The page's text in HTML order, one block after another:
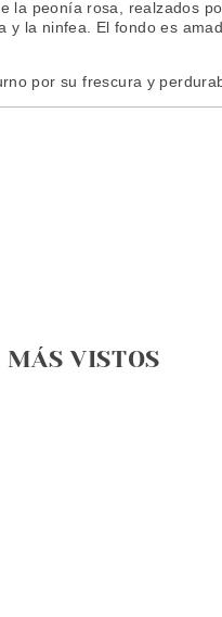
la peonía rosa, realzados
la ninfea. El fondo es
por su frescura y
MÁS VISTOS